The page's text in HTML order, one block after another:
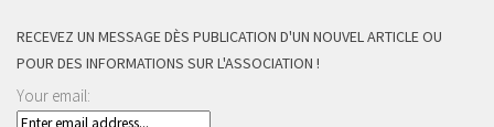
RECEVEZ UN MESSAGE DÈS PUBLICATION D'UN NOUVEL ARTICLE OU
POUR DES INFORMATIONS SUR L'ASSOCIATION !
Your email: